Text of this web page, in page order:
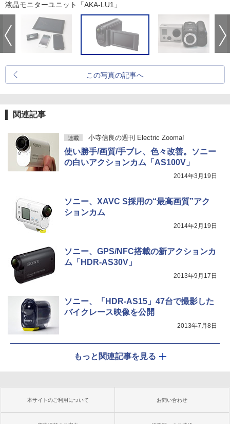
液晶モニターユニット「AKA-LU1」
この写真の記事へ
関連記事
連載 小寺信良の週刊 Electric Zooma!
使い勝手/画質/手ブレ、色々改善。ソニー
の白いアクションカム「AS100V」
2014年3月19日
ソニー、XAVC S採用の“最高画質”アク
ションカム
2014年2月19日
ソニー、GPS/NFC搭載の新アクションカ
ム「HDR-AS30V」
2013年9月17日
ソニー、「HDR-AS15」47台で撮影した
バイクレース映像を公開
2013年7月8日
もっと関連記事を見る
本サイトのご利用について お問い合わせ